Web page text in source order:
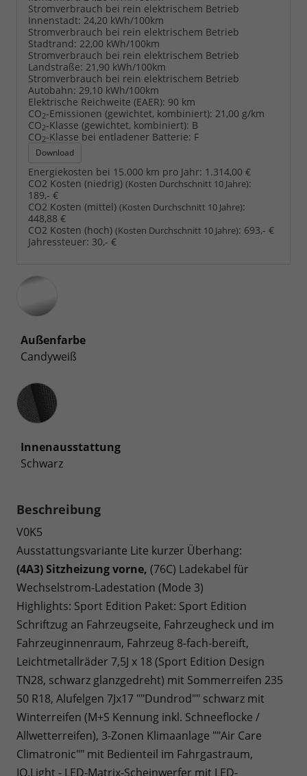
Stromverbrauch bei rein elektrischem Betrieb
Innenstadt: 24,20 kWh/100km
Stromverbrauch bei rein elektrischem Betrieb
Stadtrand: 22,00 kWh/100km
Stromverbrauch bei rein elektrischem Betrieb
Landstraße: 21,90 kWh/100km
Stromverbrauch bei rein elektrischem Betrieb
Autobahn: 29,10 kWh/100km
Elektrische Reichweite (EAER): 90 km
CO2-Emissionen (gewichtet, kombiniert): 21,00 g/km
CO2-Klasse (gewichtet, kombiniert): B
CO2-Klasse bei entladener Batterie: F
Download
Energiekosten bei 15.000 km pro Jahr: 1.314,00 €
CO2 Kosten (niedrig) (Kosten Durchschnitt 10 Jahre):
189,- €
CO2 Kosten (mittel) (Kosten Durchschnitt 10 Jahre):
448,88 €
CO2 Kosten (hoch) (Kosten Durchschnitt 10 Jahre): 693,- €
Jahressteuer: 30,- €
Außenfarbe
Candyweiß
Innenausstattung
Innenausstattung
Schwarz
Beschreibung
V0K5
Ausstattungsvariante Lite kurzer Überhang:
(4A3) Sitzheizung vorne, (76C) Ladekabel für
Wechselstrom-Ladestation (Mode 3)
Highlights: Sport Edition Paket: Sport Edition
Schriftzug an Fahrzeugseite, Fahrzeugheck und im
Fahrzeuginnenraum, Fahrzeug 8-fach-bereift,
Leichtmetallräder 7,5J x 18 (Sport Edition Design
TN28, schwarz glanzgedreht) mit Sommerreifen 235
50 R18, Alufelgen 7Jx17 ""Dundrod"" schwarz mit
Winterreifen (M+S Kennung inkl. Schneeflocke /
Allwetterreifen), 3-Zonen Klimaanlage ""Air Care
Climatronic"" mit Bedienteil im Fahrgastraum,
IQ.Light - LED-Matrix-Scheinwerfer mit LED-